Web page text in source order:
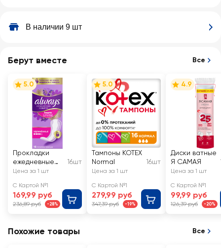
В наличии 9 шт
Берут вместе Все
5.0
Прокладки
ежедневные
ALWAYS
защита
Удлиненные,
ароматизиров
16шт
Цена за 1 шт
С Картой №1
169,99 руб
236,89 руб -28%
5.0
Тампоны KOTEX
Normal
16шт
Цена за 1 шт
С Картой №1
279,99 руб
347,39 руб -19%
4.9
Диски ватные
Я САМАЯ
Цена за 1 шт
С Картой №1
99,99 руб
126,39 руб -20%
Похожие товары Все